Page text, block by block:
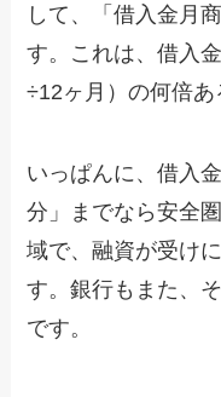
して、「借入金月
す。これは、借入
÷12ヶ月）の何倍あ
いっぱんに、借入
分」までなら安全
域で、融資が受け
す。銀行もまた、
です。